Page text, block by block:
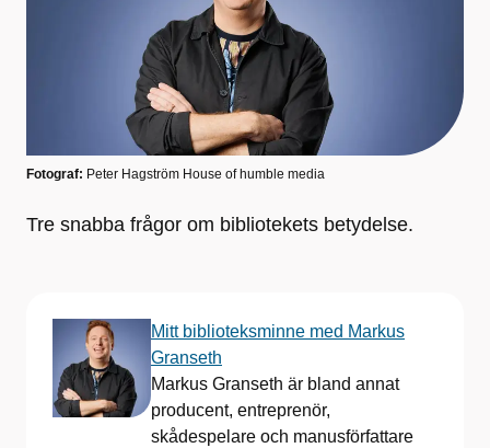
Fotograf: Peter Hagström House of humble media
Tre snabba frågor om bibliotekets betydelse.
Mitt biblioteksminne med Markus
Granseth
Markus Granseth är bland annat
producent, entreprenör,
skådespelare och manusförfattare